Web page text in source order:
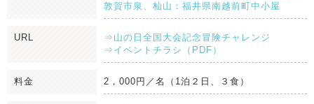
敦賀市泉、杣山：福井県南越前町中小屋
URL
⇒山の日全国大会記念冒険チャレンジ
⇒イベントチラシ（PDF）
料金 2，000円／名（1泊２日、３食）